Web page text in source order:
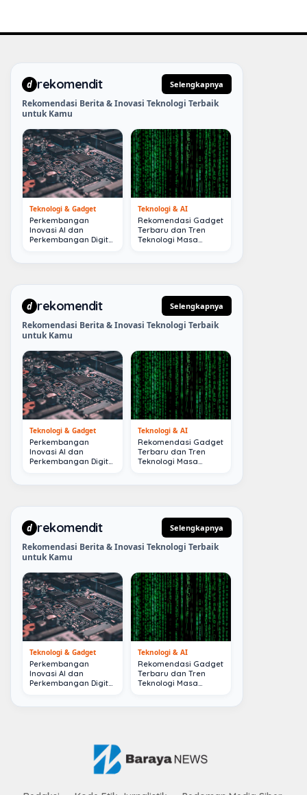
d rekomendit Selengkapnya
Rekomendasi Berita & Inovasi Teknologi Terbaik
untuk Kamu
Teknologi & Gadget
Perkembangan
Inovasi AI dan
Perkembangan Digital
Teknologi & AI
Rekomendasi Gadget
Terbaru dan Tren
Teknologi Masa
d rekomendit Selengkapnya
Rekomendasi Berita & Inovasi Teknologi Terbaik
untuk Kamu
Teknologi & Gadget
Perkembangan
Inovasi AI dan
Perkembangan Digital
Teknologi & AI
Rekomendasi Gadget
Terbaru dan Tren
Teknologi Masa
d rekomendit Selengkapnya
Rekomendasi Berita & Inovasi Teknologi Terbaik
untuk Kamu
Teknologi & Gadget
Perkembangan
Inovasi AI dan
Perkembangan Digital
Teknologi & AI
Rekomendasi Gadget
Terbaru dan Tren
Teknologi Masa